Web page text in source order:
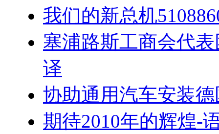
我们的新总机
塞浦路斯工商会代
译
协助通用汽车安装
期待2010年的辉煌-